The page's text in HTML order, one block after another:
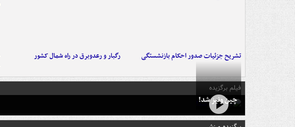
تشریح جزئیات صدور احکام بازنشستگی رگبار و رعدوبرق در راه شمال کشور
فیلم برگزیده
چین ونیز شد!